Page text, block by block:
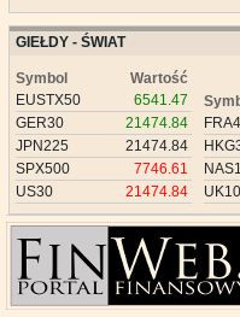
GIEŁDY - ŚWIAT
Symbol
Wartość
EUSTX50
6541.47
GER30
21474.84
JPN225
21474.84
SPX500
7746.61
US30
21474.84